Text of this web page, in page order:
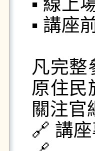
▪ 線上
▪ 講座
凡完整
原住民
關注官
🔗 講座